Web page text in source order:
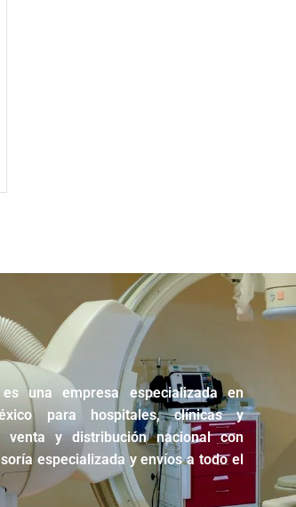
una empresa especializada en
para hospitales, clínicas y
venta y distribución nacional con
especializada y envíos a todo el